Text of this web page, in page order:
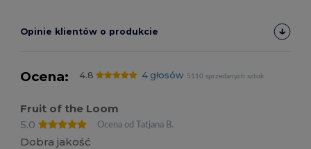
Opinie klientów o produkcie
Ocena: 4.8 4 głosów 5110 sprzedanych sztuk
Fruit of the Loom
5.0
Ocena od Tatjana B.
Dobra jakość